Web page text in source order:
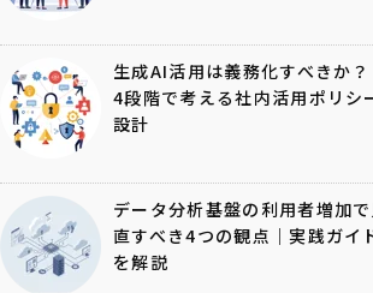
生成AI活用は義務化すべきか？
4段階で考える社内活用ポリシ
設計
データ分析基盤の利用者増加
直すべき4つの観点｜実践ガイ
を解説